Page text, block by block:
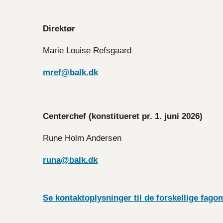
Direktør
Marie Louise Refsgaard
mref@balk.dk
Centerchef (konstitueret pr. 1. juni 2026)
Rune Holm Andersen
runa@balk.dk
Se kontaktoplysninger til de forskellige